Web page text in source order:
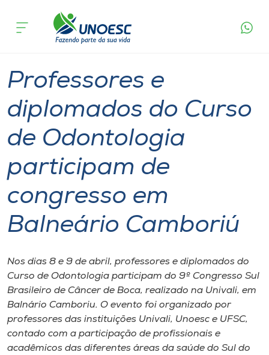
Cursos
Pesquisa
Atendimento ao Estudante
Portal de Ensino
Unoesc
Internacionalização
I.nova
Diplomados
acontece
Balneário Camboriú
Professores e
diplomados do Curso
de Odontologia
participam de
congresso em
Balneário Camboriú
Nos dias 8 e 9 de abril, professores e diplomados do
Curso de Odontologia participam do 9º Congresso Sul
Brasileiro de Câncer de Boca, realizado na Univali, em
Balnário Camboriu. O evento foi organizado por
professores das instituições Univali, Unoesc e UFSC,
contado com a participação de profissionais e
acadêmicos das diferentes áreas da saúde do Sul do